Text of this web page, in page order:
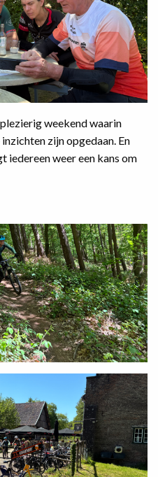
weekend waarin
zijn opgedaan. En
iedereen weer een kans om